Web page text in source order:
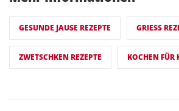
GESUNDE JAUSE REZEPTE GRIESS
ZWETSCHKEN REZEPTE KOCHEN FÜR